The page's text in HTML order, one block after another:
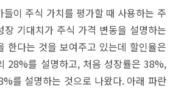
들이 주식 가치를 평가할 때 사용하는 주
장 기대치가 주식 가격 변동을 설명하는
한다는 것을 보여주고 있는데 할인율은
28%를 설명하고, 처음 성장률은 38%,
를 설명하는 것으로 나왔다. 아래 파란